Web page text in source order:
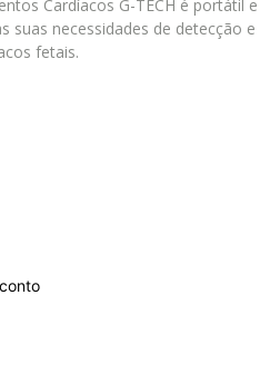
Cardíacos G-TECH é portátil e
suas necessidades de detecção e
fetais.